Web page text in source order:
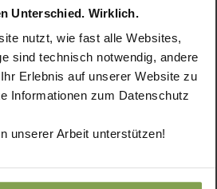
Unterschied. Wirklich.
nutzt, wie fast alle Websites,
sind technisch notwendig, andere
Erlebnis auf unserer Website zu
Informationen zum Datenschutz
unserer Arbeit unterstützen!